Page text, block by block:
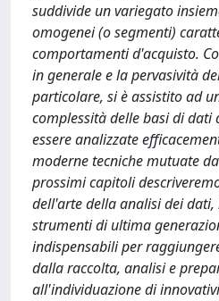
suddivide un variegato
omogenei (o segmenti)
comportamenti d'acquisto.
in generale e la pervasività
particolare, si è assistito ad
complessità delle basi di dati
essere analizzate
moderne tecniche mutuate
prossimi capitoli
dell'arte della analisi dei
strumenti di ultima
indispensabili per
dalla raccolta, analisi e
all'individuazione di